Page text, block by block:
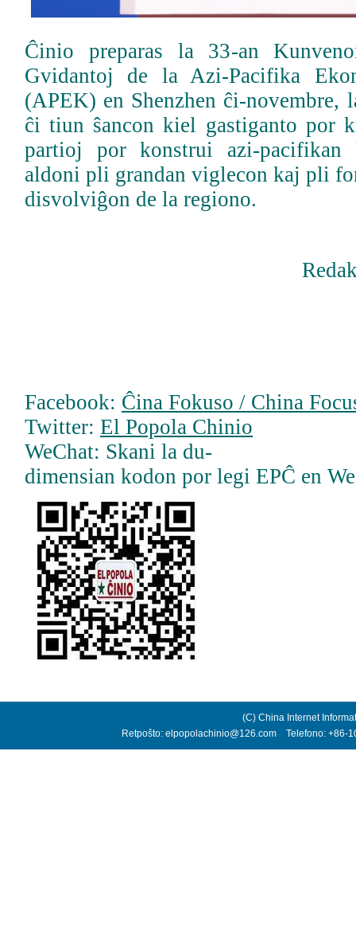
Ĉinio preparas la 33-an
Gvidantoj de la Azi-Pacifika
(APEK) en Shenzhen ĉi-novembre,
ĉi tiun ŝancon kiel gastiganto por
partioj por konstrui azi-pacifikan
aldoni pli grandan viglecon kaj pli
disvolviĝon de la regiono.
Facebook: Ĉina Fokuso / China
Twitter: El Popola Chinio
WeChat: Skani la du-
dimensian kodon por legi EPĈ en
(C) China Internet
Retpoŝto: elpopolachinio@126.com Telefono: +86-